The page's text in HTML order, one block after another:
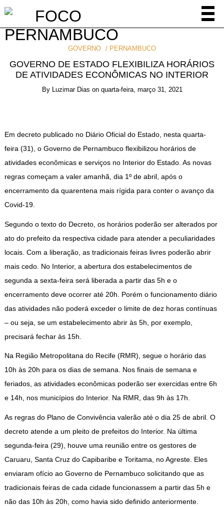
GOVERNO PERNAMBUCO
GOVERNO DE ESTADO FLEXIBILIZA HORÁRIOS
DE ATIVIDADES ECONÔMICAS NO INTERIOR
By Luzimar Dias on quarta-feira, março 31, 2021
Em decreto publicado no Diário Oficial do Estado, nesta quarta-
feira (31), o Governo de Pernambuco flexibilizou horários de
atividades econômicas e serviços no Interior do Estado. As novas
regras começam a valer amanhã, dia 1º de abril, após o
encerramento da quarentena mais rígida para conter o avanço da
Covid-19.
Segundo o texto do Decreto, os horários poderão ser alterados por
ato do prefeito da respectiva cidade para atender a peculiaridades
locais. Com a liberação, as tradicionais feiras livres poderão abrir
mais cedo. No Interior, a abertura dos estabelecimentos de
segunda a sexta-feira será liberada a partir das 5h e o
encerramento deve ocorrer até 20h. Porém o funcionamento diário
das atividades não poderá exceder o limite de dez horas contínuas
– ou seja, se um estabelecimento abrir às 5h, por exemplo,
precisará fechar às 15h.
Na Região Metropolitana do Recife (RMR), segue o horário das
10h às 20h para os dias de semana. Nos finais de semana e
feriados, as atividades econômicas poderão ser exercidas entre 6h
e 14h, nos municípios do Interior. Na RMR, das 9h às 17h.
As regras do Plano de Convivência valerão até o dia 25 de abril. O
decreto atende a um pleito de prefeitos do Interior. Na última
segunda-feira (29), houve uma reunião entre os gestores de
Caruaru, Santa Cruz do Capibaribe e Toritama, no Agreste. Eles
enviaram ofício ao Governo de Pernambuco solicitando que as
tradicionais feiras de cada cidade funcionassem a partir das 5h e
não das 10h às 20h, como havia sido definido anteriormente.